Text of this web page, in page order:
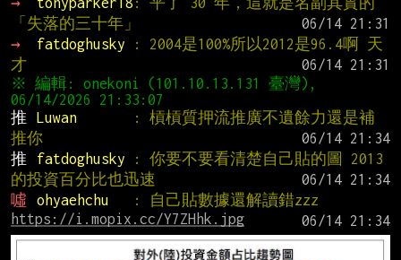
「失落的三十年」
→
fatdoghusky
: 2004是100%所以2012是96.4啊 天
才
※ 編輯: onekoni (101.10.13.131 臺灣),
推
Luwan
: 槓槓質押流推廣不遺餘力還是補
推你
推
fatdoghusky
: 你要不要看清楚自己貼的圖 2013
的投資百分比也迅速
噓
ohyaehchu
: 自己貼數據還解讀錯zzz
https://i.mopix.cc/Y7ZHhk.jpg